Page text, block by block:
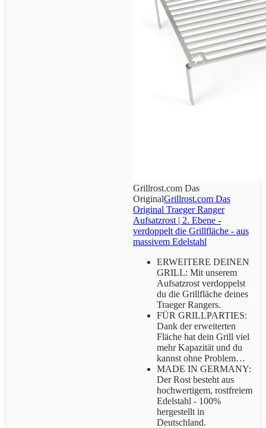
Grillrost.com Das
OriginalGrillrost.com Das
Original Traeger Ranger
Aufsatzrost | 2. Ebene -
verdoppelt die Grillfläche - aus
massivem Edelstahl
ERWEITERE DEINEN
GRILL: Mit unserem
Aufsatzrost verdoppelst
du die Grillfläche deines
Traeger Rangers.
FÜR GRILLPARTIES:
Dank der erweiterten
Fläche hat dein Grill viel
mehr Kapazität und du
kannst ohne Problem…
MADE IN GERMANY:
Der Rost besteht aus
hochwertigem, rostfreiem
Edelstahl - 100%
hergestellt in
Deutschland.